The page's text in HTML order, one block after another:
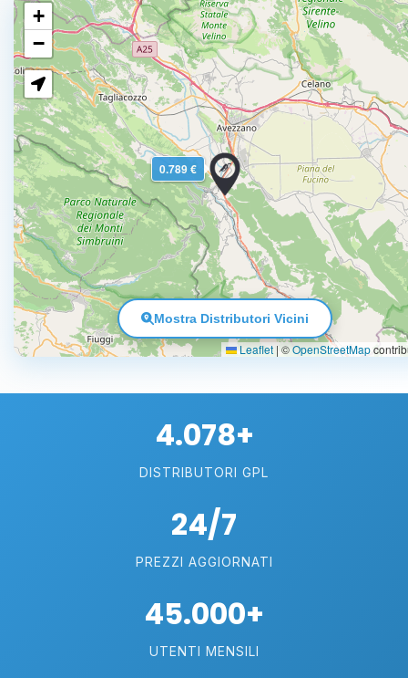
0.789 €
+
−
Leaflet |©OpenStreetMap
Mostra Distributori Vicini
4.078+
DISTRIBUTORI GPL
24/7
PREZZI AGGIORNATI
45.000+
UTENTI MENSILI